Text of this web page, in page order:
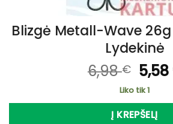
Blizgė Metall-Wave
Lydekinė
6,98€
price
was:
6,98
5,58
Liko tik 1
Į KREPŠELĮ